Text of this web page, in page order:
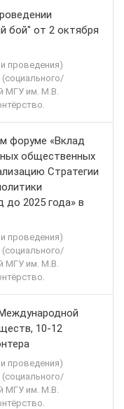
бой" от 2 октября
проведения)
МГУ им. М.В.
форуме «Вклад
общественных
Стратегии
до 2025 года» в
проведения)
МГУ им. М.В.
10-12
проведения)
МГУ им. М.В.